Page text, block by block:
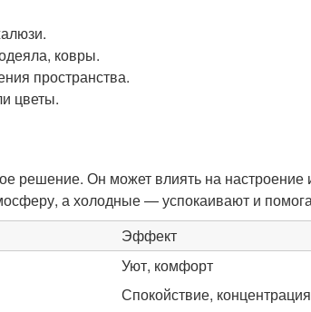
ковры.
пространства.
цветы.
решение. Он может влиять на настроение
а холодные — успокаивают и
Эффект
Уют, комфорт
Спокойствие, концентрация